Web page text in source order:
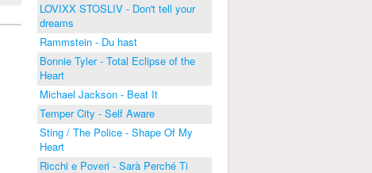
LOVIXX STOSLIV - Don't tell your
dreams
Rammstein - Du hast
Bonnie Tyler - Total Eclipse of the
Heart
Michael Jackson - Beat It
Temper City - Self Aware
Sting / The Police - Shape Of My
Heart
Ricchi e Poveri - Sarà Perché Ti